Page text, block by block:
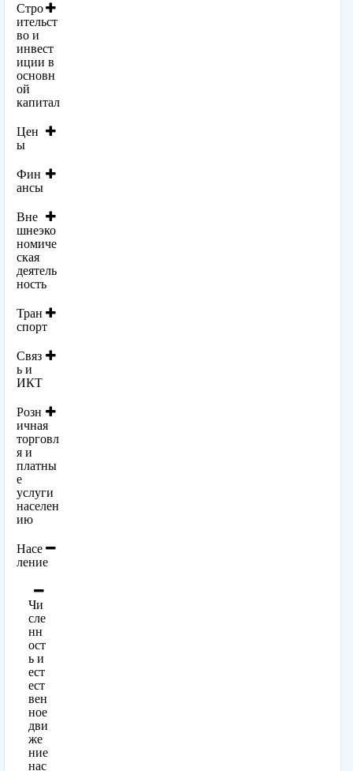
Стро
ительст
во и
инвест
иции в
основн
ой
капитал
Цен
ы
Фин
ансы
Вне
шнеэко
номиче
ская
деятель
ность
Тран
спорт
Связ
ь и
ИКТ
Розн
ичная
торговл
я и
платны
е
услуги
населен
ию
Насе
ление
Чи
сле
нн
ост
ь и
ест
ест
вен
ное
дви
же
ние
нас